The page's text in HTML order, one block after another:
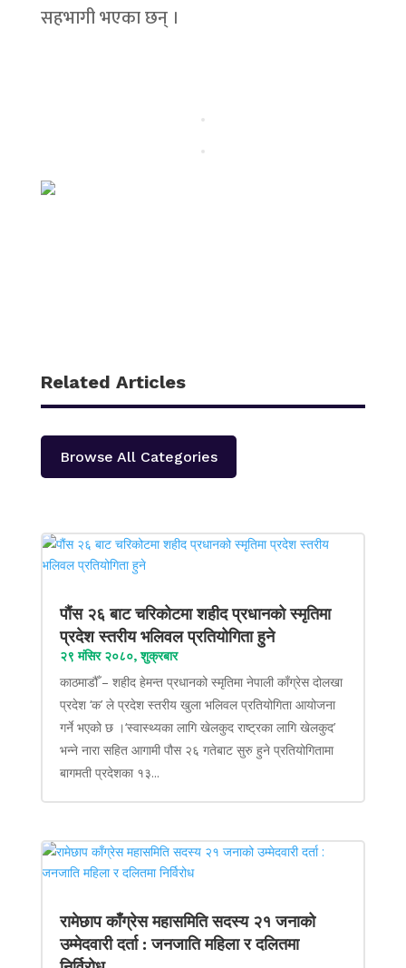
सहभागी भएका छन् ।
Related Articles
Browse All Categories
पौंस २६ बाट चरिकोटमा शहीद प्रधानको स्मृतिमा
प्रदेश स्तरीय भलिवल प्रतियोगिता हुने
२९ मंसिर २०८०, शुक्रबार
काठमाडौँ – शहीद हेमन्त प्रधानको स्मृतिमा नेपाली काँग्रेस दोलखा
प्रदेश ‘क’ ले प्रदेश स्तरीय खुला भलिवल प्रतियोगिता आयोजना
गर्ने भएको छ ।‘स्वास्थ्यका लागि खेलकुद राष्ट्रका लागि खेलकुद’
भन्ने नारा सहित आगामी पौस २६ गतेबाट सुरु हुने प्रतियोगितामा
बागमती प्रदेशका १३...
रामेछाप काँग्रेस महासमिति सदस्य २१ जनाको
उम्मेदवारी दर्ता : जनजाति महिला र दलितमा